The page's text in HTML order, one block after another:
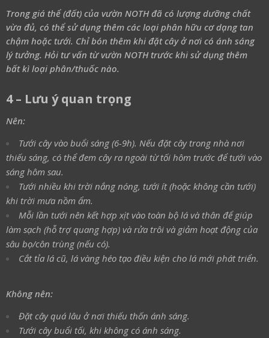
Trong giá thể (đất) của vườn NOTH đã có lượng dưỡng chất
vừa đủ, có thể sử dụng thêm các loại phân hữu cơ dạng tan
chậm hoặc tưới. Chỉ bón thêm khi đặt cây ở nơi có ánh sáng
lý tưởng. Hỏi tư vấn từ vườn NOTH trước khi sử dụng thêm
bất kì loại phân/thuốc nào.
4 – Lưu ý quan trọng
Nên:
Tưới cây vào buổi sáng (6-9h). Nếu đặt cây trong nhà nơi
thiếu sáng, có thể đem cây ra ngoài từ tối hôm trước để tưới vào
sáng hôm sau.
Tưới nhiều khi trời nắng nóng, tưới ít (hoặc không cần tưới)
khi trời mưa nồm ẩm.
Mỗi lần tưới nên kết hợp xịt vào toàn bộ lá và thân để giúp
làm sạch (hỗ trợ quang hợp) và rửa trôi và giảm hoạt động của
sâu bọ/côn trùng (nếu có).
Cắt tỉa lá cũ, lá vàng héo tạo điều kiện cho lá mới phát triển.
Không nên:
Đặt cây quá lâu ở nơi thiếu thốn ánh sáng.
Tưới cây buổi tối, khi không có ánh sáng.